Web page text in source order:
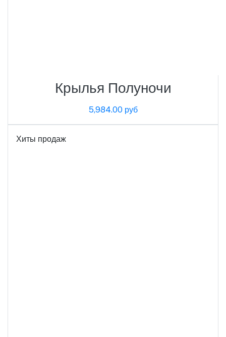
Крылья Полуночи
5,984.00 руб
Хиты продаж